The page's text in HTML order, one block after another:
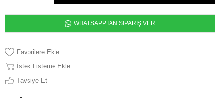
WHATSAPPTAN SİPARİŞ VER
Favorilere Ekle
İstek Listeme Ekle
Tavsiye Et